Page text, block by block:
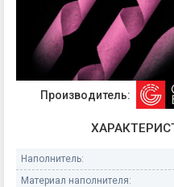
Производитель:
Наполнитель:
Материал наполнителя: